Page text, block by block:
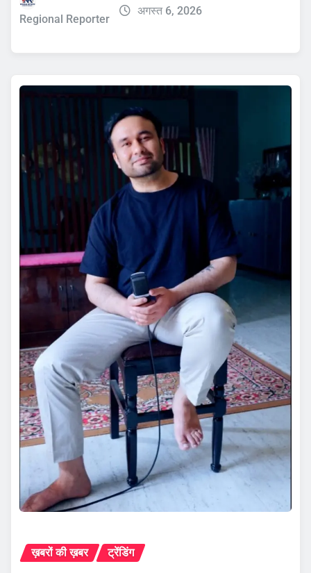
Regional Reporter
अगस्त 6, 2026
ख़बरों की ख़बर ट्रेंडिंग